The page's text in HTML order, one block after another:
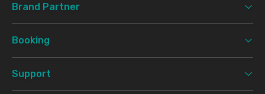
Brand Partner
Booking
Support